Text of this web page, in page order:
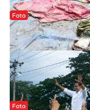
Foto
Sejak Banjir
Foto